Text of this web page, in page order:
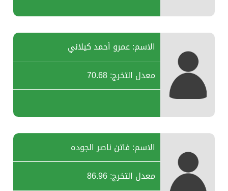
الاسم: عمرو أحمد كيلاني
معدل التخرج: 70.68
الاسم: فاتن ناصر الجوده
معدل التخرج: 86.96